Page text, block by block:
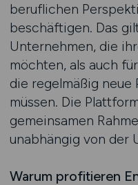
beruflichen
beschäftigen. Das
Unternehmen, die
möchten, als auch
die regelmäßig
müssen. Die
gemeinsamen
unabhängig von der
Warum profitieren